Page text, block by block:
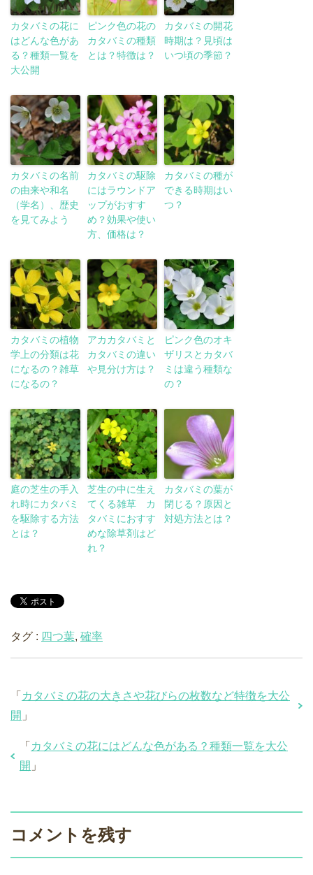
カタバミの花に
はどんな色があ
る？種類一覧を
大公開
ピンク色の花の
カタバミの種類
とは？特徴は？
カタバミの開花
時期は？見頃は
いつ頃の季節？
カタバミの名前
の由来や和名
（学名）、歴史
を見てみよう
カタバミの駆除
にはラウンドア
ップがおすす
め？効果や使い
方、価格は？
カタバミの種が
できる時期はい
つ？
カタバミの植物
学上の分類は花
になるの？雑草
になるの？
アカカタバミと
カタバミの違い
や見分け方は？
ピンク色のオキ
ザリスとカタバ
ミは違う種類な
の？
庭の芝生の手入
れ時にカタバミ
を駆除する方法
とは？
芝生の中に生え
てくる雑草 カ
タバミにおすす
めな除草剤はど
れ？
カタバミの葉が
閉じる？原因と
対処方法とは？
タグ : 四つ葉, 確率
「 カタバミの花の大きさや花びらの枚数など特徴を大公
開 」
「 カタバミの花にはどんな色がある？種類一覧を大公
開 」
コメントを残す